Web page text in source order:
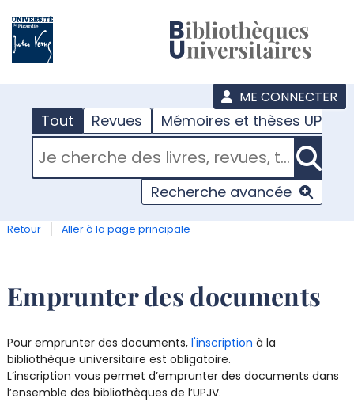
ME CONNECTER
Tout Revues Mémoires et thèses UPJV
RECHERCHER DANS "TOUT"
Recherche avancée
Retour Aller à la page principale
Emprunter des documents
Pour emprunter des documents, l'inscription à la
bibliothèque universitaire est obligatoire.
L’inscription vous permet d’emprunter des documents dans
l’ensemble des bibliothèques de l’UPJV.